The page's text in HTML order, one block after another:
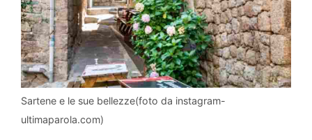
Sartene e le sue bellezze(foto da instagram-
ultimaparola.com)